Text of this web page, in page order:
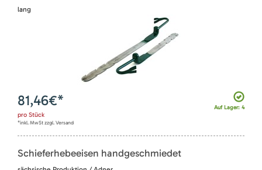
lang
Auf Lager: 4
81,46€*
pro Stück
*inkl. MwSt zzgl. Versand
Schieferhebeeisen handgeschmiedet